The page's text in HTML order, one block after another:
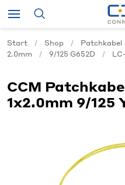
Start Shop Patchkabel
2.0mm
9/125 G652D
CCM
1x2.0mm 9/125